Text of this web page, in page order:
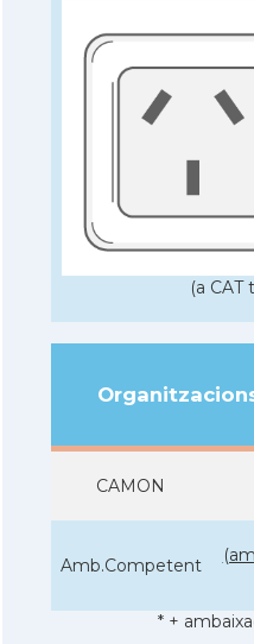
(a CAT
CAMON
Amb.Competent
* +